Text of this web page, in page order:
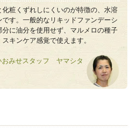
粧くずれしにくいのが特徴の、水溶
す。一般的なリキッドファンデーシ
分に油分を使用せず、マルメロの種子
キンケア感覚で使えます。
おみせスタッフ ヤマシタ